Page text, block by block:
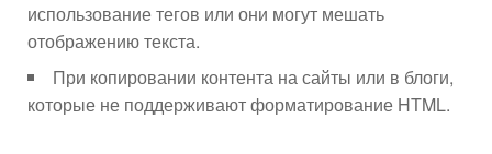
использование тегов или они могут мешать
отображению текста.
При копировании контента на сайты или в блоги,
которые не поддерживают форматирование HTML.